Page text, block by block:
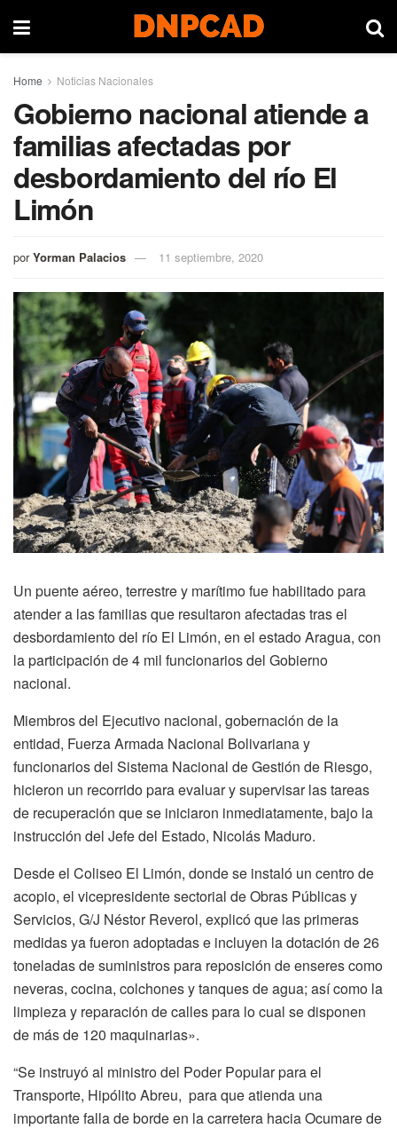
Home Noticias Nacionales
Gobierno nacional atiende a
familias afectadas por
desbordamiento del río El
Limón
por Yorman Palacios 11 septiembre, 2020
Un puente aéreo, terrestre y marítimo fue habilitado para
atender a las familias que resultaron afectadas tras el
desbordamiento del río El Limón, en el estado Aragua, con
la participación de 4 mil funcionarios del Gobierno
nacional.
Miembros del Ejecutivo nacional, gobernación de la
entidad, Fuerza Armada Nacional Bolivariana y
funcionarios del Sistema Nacional de Gestión de Riesgo,
hicieron un recorrido para evaluar y supervisar las tareas
de recuperación que se iniciaron inmediatamente, bajo la
instrucción del Jefe del Estado, Nicolás Maduro.
Desde el Coliseo El Limón, donde se instaló un centro de
acopio, el vicepresidente sectorial de Obras Públicas y
Servicios, G/J Néstor Reverol, explicó que las primeras
medidas ya fueron adoptadas e incluyen la dotación de 26
toneladas de suministros para reposición de enseres como
neveras, cocina, colchones y tanques de agua; así como la
limpieza y reparación de calles para lo cual se disponen
de más de 120 maquinarias».
“Se instruyó al ministro del Poder Popular para el
Transporte, Hipólito Abreu, para que atienda una
importante falla de borde en la carretera hacia Ocumare de